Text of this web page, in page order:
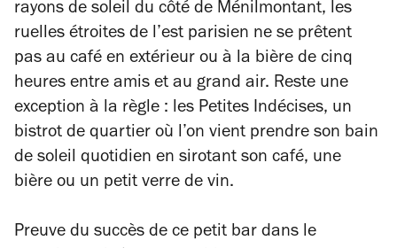
rayons de soleil du côté de Ménilmontant, les
ruelles étroites de l’est parisien ne se prêtent
pas au café en extérieur ou à la bière de cinq
heures entre amis et au grand air. Reste une
exception à la règle : les Petites Indécises, un
bistrot de quartier où l’on vient prendre son bain
de soleil quotidien en sirotant son café, une
bière ou un petit verre de vin.
Preuve du succès de ce petit bar dans le